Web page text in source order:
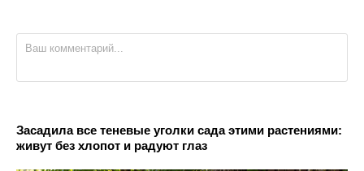
Засадила все теневые уголки сада этими растениями:
живут без хлопот и радуют глаз